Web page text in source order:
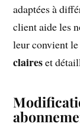
adaptées à
client aide les
leur convient
claireset